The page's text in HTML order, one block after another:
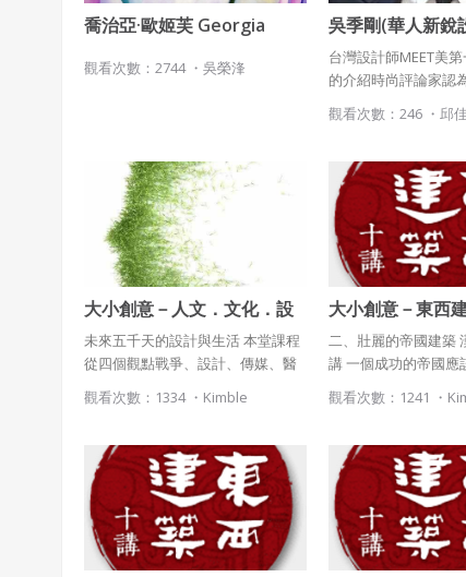
喬治亞·歐姬芙 Georgia
觀看次數：2744 ・ 吳榮浲
吳季剛(華人新銳
台灣設計師MEET美
的介紹時尚評論家認
作品中充滿了摩登都
覆傳統的同時又表達
觀看次數：246 ・邱
大小創意－人文．文化．設
計思考（第四堂）姚仁祿
未來五千天的設計與生活 本堂課程
從四個觀點戰爭、設計、傳媒、醫
療來看未來生活設計的演變。並分
享四著專家TED影片，從各種角度
而是隨著時空、狀態而產生相對應
的設計應用。並推薦ericsson 新的
影音網站，20about2020，從20位
專家學者來看整個世界在2020會有
哪些大創意變化。 課程時間：
2010/3/03-2010/06/19 上課地點：
觀看次數：1334 ・ Kimble
大小創意－東西
（第二堂）漢寶
二、壯麗的帝國建築
講 一個成功的帝國應
秀文化，並把它發揚
從而為後期文明的發
是在柔性的宗教的力
開啟了一種新的世界
觀看次數：1241 ・